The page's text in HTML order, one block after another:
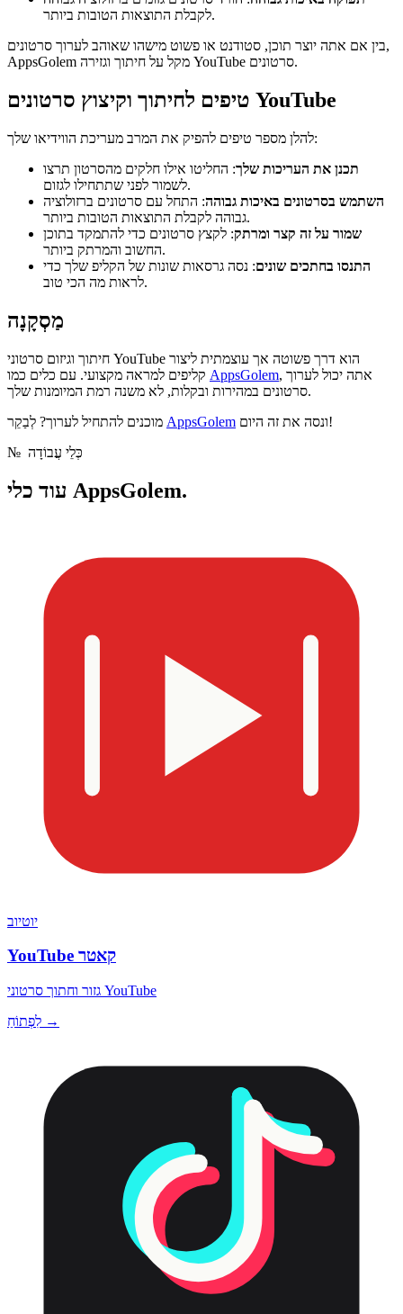
לקבלת התוצאות הטובות ביותר.
בין אם אתה יוצר תוכן, סטודנט או פשוט מישהו שאוהב לערוך סרטונים,
AppsGolem מקל על חיתוך וגזירה YouTube סרטונים.
טיפים לחיתוך וקיצוץ סרטונים YouTube
להלן מספר טיפים להפיק את המרב מעריכת הווידיאו שלך:
תכנן את העריכות שלך: החליטו אילו חלקים מהסרטון תרצו
לשמור לפני שתתחילו לגזום.
השתמש בסרטונים באיכות גבוהה: התחל עם סרטונים ברזולוציה
גבוהה לקבלת התוצאות הטובות ביותר.
שמור על זה קצר ומרתק: לקצץ סרטונים כדי להתמקד בתוכן
החשוב והמרתק ביותר.
התנסו בחתכים שונים: נסה גרסאות שונות של הקליפ שלך כדי
לראות מה הכי טוב.
מַסְקָנָה
חיתוך וגיזום סרטוני YouTube הוא דרך פשוטה אך עוצמתית ליצור
AppsGolem, אתה יכול לערוך
סרטונים במהירות ובקלות, לא משנה רמת המיומנות שלך.
AppsGolem
ונסה את זה היום!
№ כְּלֵי עֲבוֹדָה
עוד כלי AppsGolem.
יוטיוב
YouTube קאטר
גזור וחתוך סרטוני YouTube
לִפְתוֹחַ →